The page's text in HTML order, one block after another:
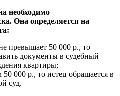
необходимо
Она определяется на
превышает 50 000 р., то
документы в судебный
квартиры;
000 р., то истец обращается в
суд.